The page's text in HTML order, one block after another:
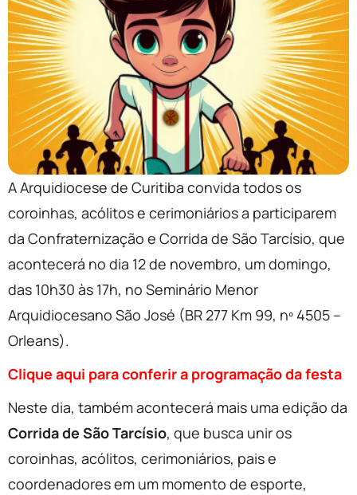
A Arquidiocese de Curitiba convida todos os
coroinhas, acólitos e cerimoniários a participarem
da Confraternização e Corrida de São Tarcísio, que
acontecerá no dia 12 de novembro, um domingo,
das 10h30 às 17h, no Seminário Menor
Arquidiocesano São José (BR 277 Km 99, nº 4505 –
Orleans).
Clique aqui para conferir a programação da festa
Neste dia, também acontecerá mais uma edição da
Corrida de São Tarcísio, que busca unir os
coroinhas, acólitos, cerimoniários, pais e
coordenadores em um momento de esporte,